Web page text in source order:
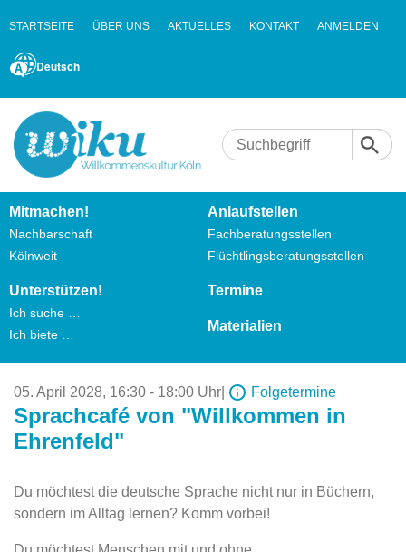
STARTSEITE ÜBER UNS AKTUELLES KONTAKT ANMELDEN
Deutsch
Mitmachen!
Nachbarschaft
Kölnweit
Anlaufstellen
Fachberatungsstellen
Flüchtlingsberatungsstellen
Unterstützen!
Ich suche …
Ich biete …
Termine
Materialien
05. April 2028, 16:30 - 18:00 Uhr Folgetermine
Sprachcafé von "Willkommen in
Ehrenfeld"
Du möchtest die deutsche Sprache nicht nur in Büchern,
sondern im Alltag lernen? Komm vorbei!